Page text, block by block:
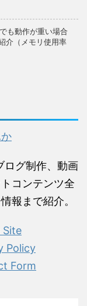
も動作が重い場合
介（メモリ使用率
ログ制作、動画
コンテンツ全
報まで紹介。
Site
Policy
Form